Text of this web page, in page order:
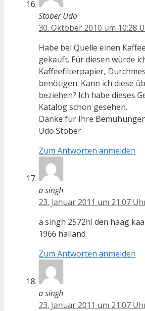
Stöber Udo
30. Oktober 2010 um 10:28
Habe bei Quelle einen
gekauft. Für diesen würde
Kaffeefilterpapier,
benötigen. Kann ich diese
beziehen? Ich habe dieses
Katalog schon gesehen.
Danke für Ihre
Udo Stöber
Zum Antworten anmelden
a singh
23. Januar 2011 um 21:07
a singh 2572hl den haag
1966 halland
Zum Antworten anmelden
a singh
23. Januar 2011 um 21:07